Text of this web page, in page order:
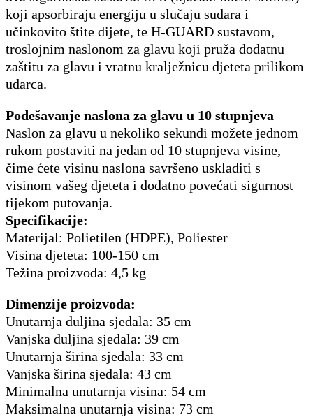
koji apsorbiraju energiju u slučaju sudara i
učinkovito štite dijete, te H-GUARD sustavom,
troslojnim naslonom za glavu koji pruža dodatnu
zaštitu za glavu i vratnu kralježnicu djeteta prilikom
udarca.
Podešavanje naslona za glavu u 10 stupnjeva
Naslon za glavu u nekoliko sekundi možete jednom
rukom postaviti na jedan od 10 stupnjeva visine,
čime ćete visinu naslona savršeno uskladiti s
visinom vašeg djeteta i dodatno povećati sigurnost
tijekom putovanja.
Specifikacije:
Materijal: Polietilen (HDPE), Poliester
Visina djeteta: 100-150 cm
Težina proizvoda: 4,5 kg
Dimenzije proizvoda:
Unutarnja duljina sjedala: 35 cm
Vanjska duljina sjedala: 39 cm
Unutarnja širina sjedala: 33 cm
Vanjska širina sjedala: 43 cm
Minimalna unutarnja visina: 54 cm
Maksimalna unutarnja visina: 73 cm